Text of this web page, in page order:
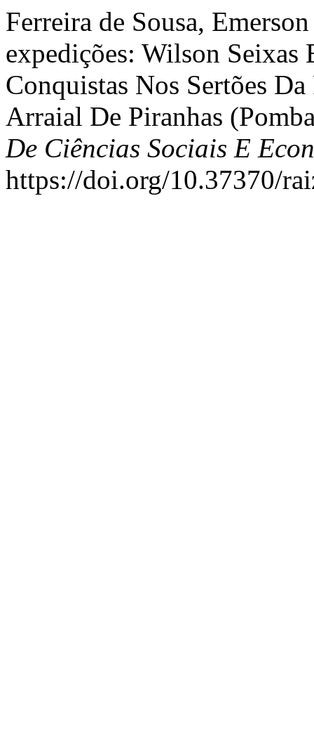
Ferreira de Sousa,
expedições: Wilson Seixas
Conquistas Nos Sertões
Arraial De Piranhas
De Ciências Sociais E
https://doi.org/10.37370/